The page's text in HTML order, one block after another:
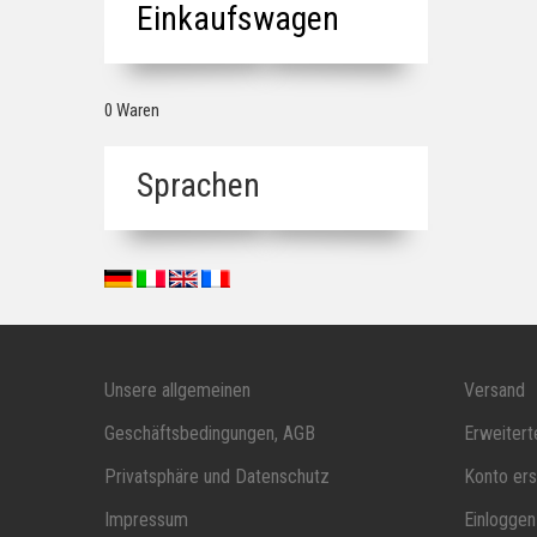
Einkaufswagen
0 Waren
Sprachen
Unsere allgemeinen
Geschäftsbedingungen, AGB
Privatsphäre und Datenschutz
Impressum
Versand
Konto
Einloggen